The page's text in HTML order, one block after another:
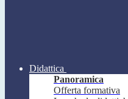
Didattica
Panoramica
Offerta formativa